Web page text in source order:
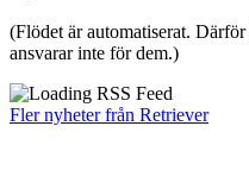
(Flödet är automatiserat.
ansvarar inte för dem.)
Fler nyheter från Retriever